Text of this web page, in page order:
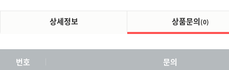
상세정보 상품문의(0)
번호 문의